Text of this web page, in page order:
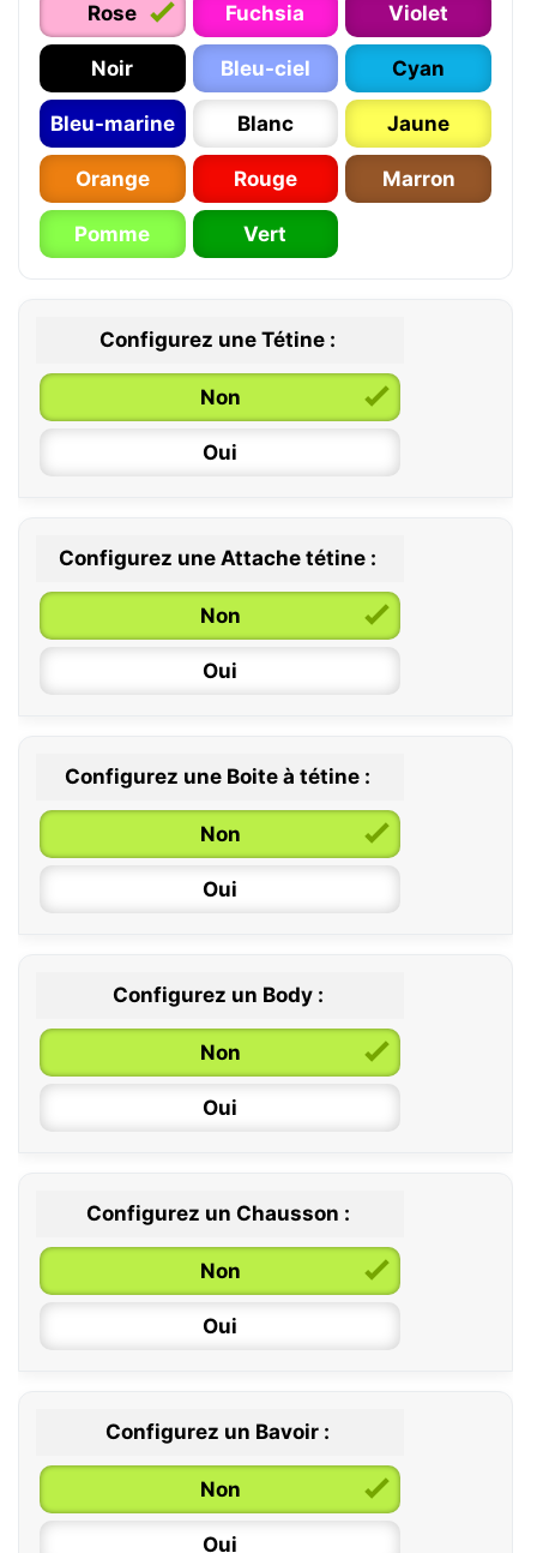
Rose Fuchsia Violet
Noir Bleu-ciel Cyan
Bleu-marine Blanc Jaune
Orange Rouge Marron
Pomme Vert
Configurez une Tétine :
Non
Oui
0 / 6 mois
6 / 36 mois
Configurez une Attache tétine :
Non
Oui
Configurez une Boite à tétine :
Non
Oui
Configurez un Body :
Non
Oui
0 / 6 mois
6 / 12 mois
12 / 18 mois
Configurez un Chausson :
Non
Oui
Configurez un Bavoir :
Non
Oui